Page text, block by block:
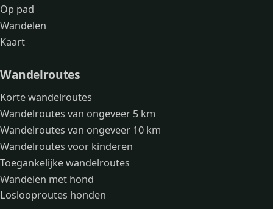
Op pad
Wandelen
Kaart
Wandelroutes
Korte wandelroutes
Wandelroutes van ongeveer 5 km
Wandelroutes van ongeveer 10 km
Wandelroutes voor kinderen
Toegankelijke wandelroutes
Wandelen met hond
Loslooproutes honden